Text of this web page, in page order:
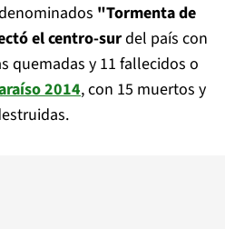
"Tormenta de
el centro-surdel país con
quemadas y 11 fallecidos o
2014, con 15 muertos y